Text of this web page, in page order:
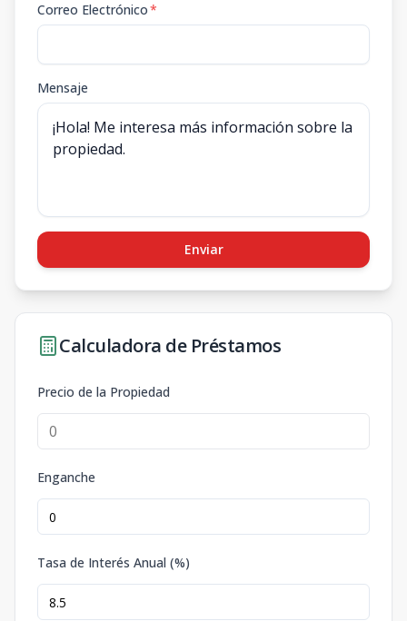
Correo Electrónico*
Mensaje
Enviar
Calculadora de Préstamos
Precio de la Propiedad
Enganche
Tasa de Interés Anual (%)